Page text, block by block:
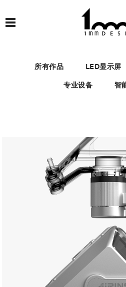
所有作品 LED显示屏
专业设备 智